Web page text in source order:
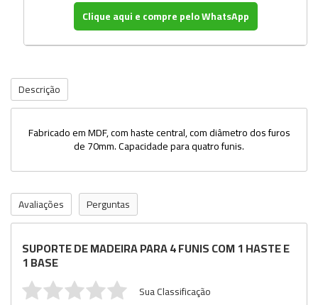
Clique aqui e compre pelo WhatsApp
Descrição
Fabricado em MDF, com haste central, com diâmetro dos furos
de 70mm. Capacidade para quatro funis.
Avaliações Perguntas
SUPORTE DE MADEIRA PARA 4 FUNIS COM 1 HASTE E
1 BASE
Sua Classificação